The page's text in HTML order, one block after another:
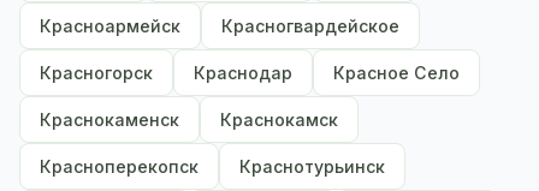
Красноармейск Красногвардейское
Красногорск Краснодар Красное Село
Краснокаменск Краснокамск
Красноперекопск Краснотурьинск